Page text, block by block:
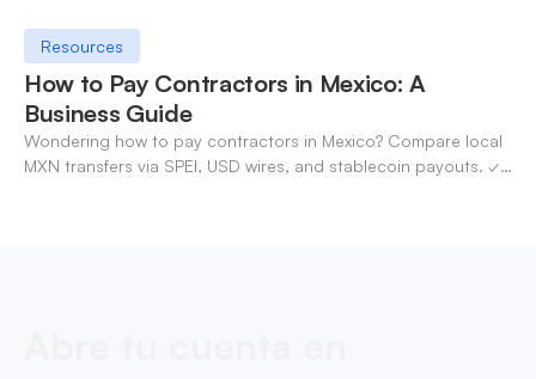
Resources
How to Pay Contractors in Mexico: A
Business Guide
Wondering how to pay contractors in Mexico? Compare local
MXN transfers via SPEI, USD wires, and stablecoin payouts. ✓